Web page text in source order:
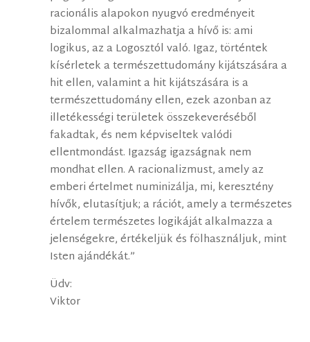
racionális alapokon nyugvó eredményeit
bizalommal alkalmazhatja a hívő is: ami
logikus, az a Logosztól való. Igaz, történtek
kísérletek a természettudomány kijátszására a
hit ellen, valamint a hit kijátszására is a
természettudomány ellen, ezek azonban az
illetékességi területek összekeveréséből
fakadtak, és nem képviseltek valódi
ellentmondást. Igazság igazságnak nem
mondhat ellen. A racionalizmust, amely az
emberi értelmet numinizálja, mi, keresztény
hívők, elutasítjuk; a rációt, amely a természetes
értelem természetes logikáját alkalmazza a
jelenségekre, értékeljük és fölhasználjuk, mint
Isten ajándékát.”
Üdv:
Viktor